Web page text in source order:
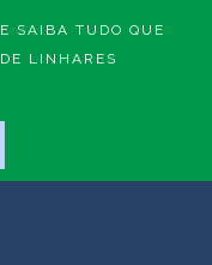
SAIBA TUDO QUE
LINHARES